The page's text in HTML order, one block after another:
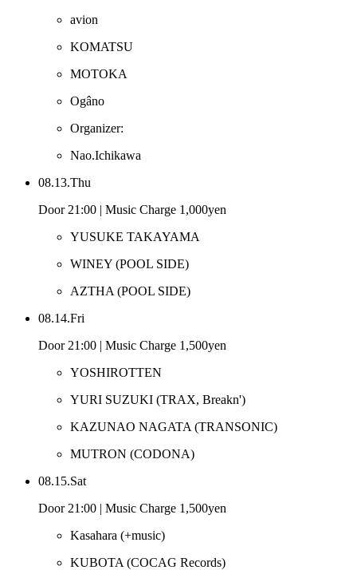
avion
KOMATSU
MOTOKA
Ogâno
Organizer:
Nao.Ichikawa
08.13.Thu
Door 21:00 | Music Charge 1,000yen
YUSUKE TAKAYAMA
WINEY (POOL SIDE)
AZTHA (POOL SIDE)
08.14.Fri
Door 21:00 | Music Charge 1,500yen
YOSHIROTTEN
YURI SUZUKI (TRAX, Breakn')
KAZUNAO NAGATA (TRANSONIC)
MUTRON (CODONA)
08.15.Sat
Door 21:00 | Music Charge 1,500yen
Kasahara (+music)
KUBOTA (COCAG Records)